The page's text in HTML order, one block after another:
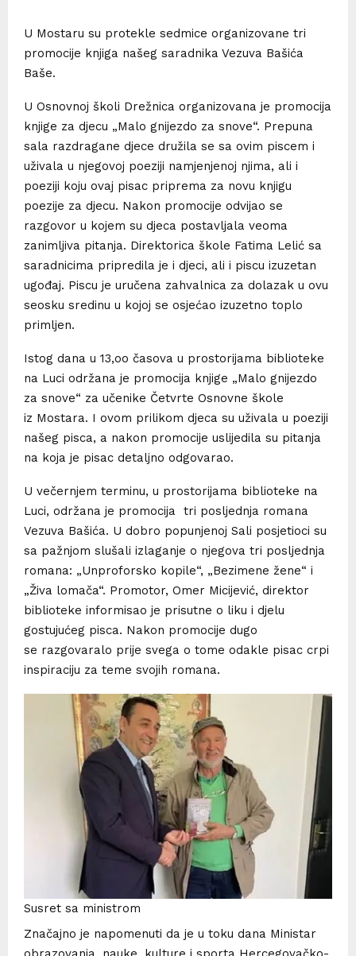
U Mostaru su protekle sedmice organizovane tri
promocije knjiga našeg saradnika Vezuva Bašića
Baše.
U Osnovnoj školi Drežnica organizovana je promocija
knjige za djecu „Malo gnijezdo za snove“. Prepuna
sala razdragane djece družila se sa ovim piscem i
uživala u njegovoj poeziji namjenjenoj njima, ali i
poeziji koju ovaj pisac priprema za novu knjigu
poezije za djecu. Nakon promocije odvijao se
razgovor u kojem su djeca postavljala veoma
zanimljiva pitanja. Direktorica škole Fatima Lelić sa
saradnicima pripredila je i djeci, ali i piscu izuzetan
ugođaj. Piscu je uručena zahvalnica za dolazak u ovu
seosku sredinu u kojoj se osjećao izuzetno toplo
primljen.
Istog dana u 13,oo časova u prostorijama biblioteke
na Luci održana je promocija knjige „Malo gnijezdo
za snove“ za učenike Četvrte Osnovne škole
iz Mostara. I ovom prilikom djeca su uživala u poeziji
našeg pisca, a nakon promocije uslijedila su pitanja
na koja je pisac detaljno odgovarao.
U večernjem terminu, u prostorijama biblioteke na
Luci, održana je promocija tri posljednja romana
Vezuva Bašića. U dobro popunjenoj Sali posjetioci su
sa pažnjom slušali izlaganje o njegova tri posljednja
romana: „Unproforsko kopile“, „Bezimene žene“ i
„Živa lomača“. Promotor, Omer Micijević, direktor
biblioteke informisao je prisutne o liku i djelu
gostujućeg pisca. Nakon promocije dugo
se razgovaralo prije svega o tome odakle pisac crpi
inspiraciju za teme svojih romana.
Susret sa ministrom
Značajno je napomenuti da je u toku dana Ministar